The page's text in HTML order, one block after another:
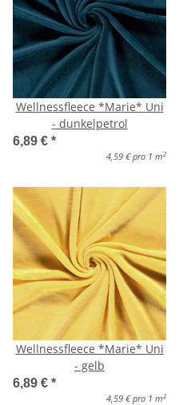
Wellnessfleece *Marie* Uni
- dunkelpetrol
6,89 € *
4,59 € pro 1 m 2
Wellnessfleece *Marie* Uni
- gelb
6,89 € *
4,59 € pro 1 m 2